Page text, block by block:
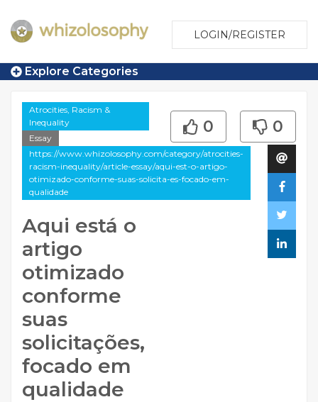
LOGIN/REGISTER
Explore Categories
Atrocities, Racism &
Inequality
Essay
https://www.whizolosophy.com/category/atrocities-
racism-inequality/article-essay/aqui-est-o-artigo-
otimizado-conforme-suas-solicita-es-focado-em-
qualidade
Aqui está o
artigo
otimizado
conforme
suas
solicitações,
focado em
qualidade
0 0